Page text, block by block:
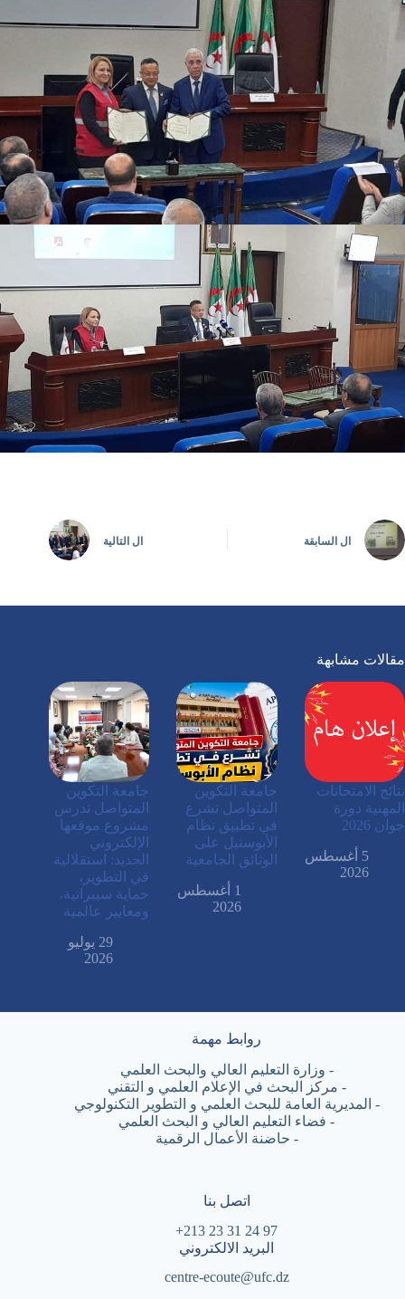
ال السابقة ال التالية
مقالات مشابهة
نتائج الامتحانات
المهنية دورة
جوان 2026
5 أغسطس
2026
جامعة التكوين
المتواصل تشرع
في تطبيق نظام
الأبوستيل على
الوثائق الجامعية
1 أغسطس
2026
جامعة التكوين
المتواصل تدرس
مشروع موقعها
الإلكتروني
الجديد: استقلالية
في التطوير،
حماية سيبرانية،
ومعايير عالمية
29 يوليو
2026
روابط مهمة
- وزارة التعليم العالي والبحث العلمي
- مركز البحث في الإعلام العلمي و التقني
- المديرية العامة للبحث العلمي و التطوير التكنولوجي
- فضاء التعليم العالي و البحث العلمي
- حاضنة الأعمال الرقمية
اتصل بنا
97 24 31 23 213+
البريد الالكتروني
centre-ecoute@ufc.dz